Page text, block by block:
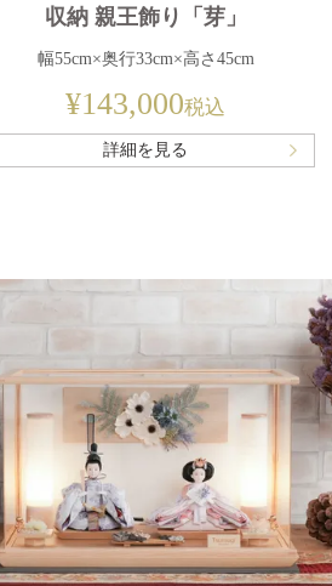
収納 親王飾り「芽」
幅55cm×奥行33cm×高さ45cm
¥143,000税込
詳細を見る